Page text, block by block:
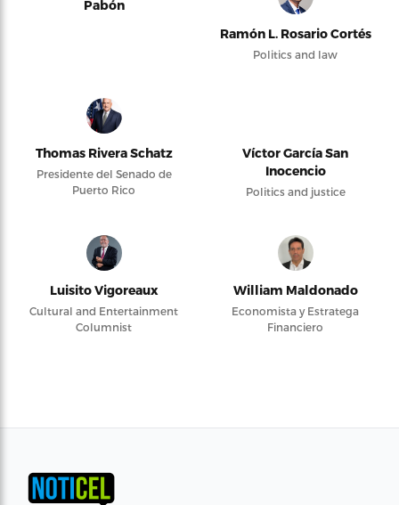
Pabón
Ramón L. Rosario Cortés
Politics and law
Thomas Rivera Schatz
Presidente del Senado de
Puerto Rico
Víctor García San
Inocencio
Politics and justice
Luisito Vigoreaux
Cultural and Entertainment
Columnist
William Maldonado
Economista y Estratega
Financiero